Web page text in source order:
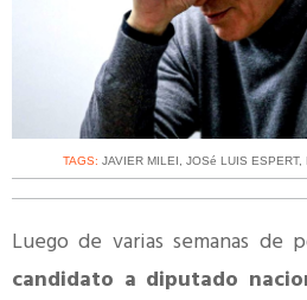
TAGS: JAVIER MILEI , JOSé LUIS ESPERT,
Luego de varias semanas de
candidato a diputado